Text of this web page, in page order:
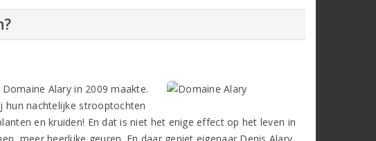
Alary in 2009 maakte.
hun nachtelijke strooptochten
en kruiden! En dat is niet het enige effect op het leven in